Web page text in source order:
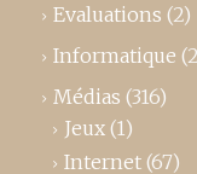
Evaluations (2)
Informatique
Médias (316)
Jeux (1)
Internet (67)